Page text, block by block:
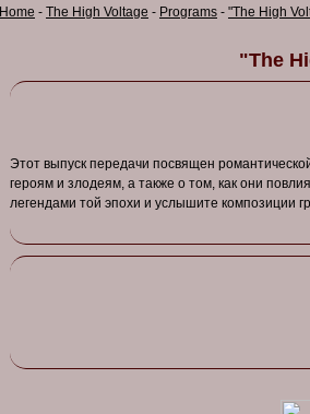
Home - The High Voltage - Programs - "The High
"The
Этот выпуск передачи посвящен
героям и злодеям, а также о том, как они пов
легендами той эпохи и услышите композиции